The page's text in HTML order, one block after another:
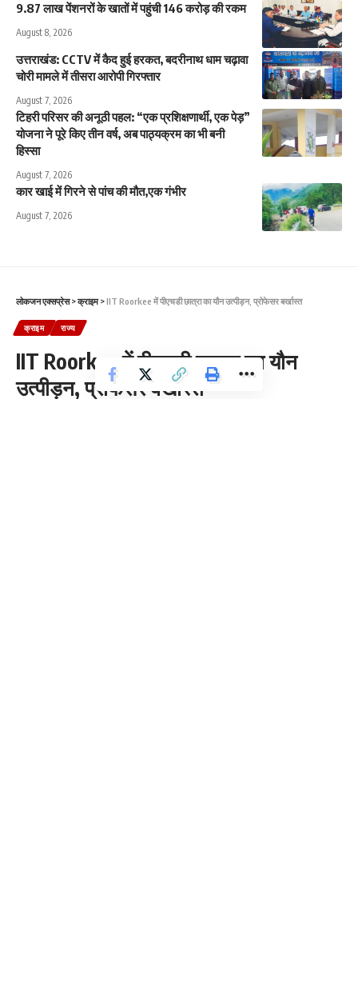
9.87 लाख पेंशनरों के खातों में पहुंची 146 करोड़ की रकम
August 8, 2026
उत्तराखंड: CCTV में कैद हुई हरकत, बदरीनाथ धाम चढ़ावा
चोरी मामले में तीसरा आरोपी गिरफ्तार
August 7, 2026
टिहरी परिसर की अनूठी पहल: “एक प्रशिक्षणार्थी, एक पेड़”
योजना ने पूरे किए तीन वर्ष, अब पाठ्यक्रम का भी बनी
हिस्सा
August 7, 2026
कार खाई में गिरने से पांच की मौत,एक गंभीर
August 7, 2026
लोकजन एक्सप्रेस>क्राइम>IIT Roorkee में पीएचडी छात्रा का यौन उत्पीड़न, प्रोफेसर बर्खास्त
क्राइम राज्य
IIT Roorkee में पीएचडी छात्रा का यौन
उत्पीड़न, प्रोफेसर बर्खास्त